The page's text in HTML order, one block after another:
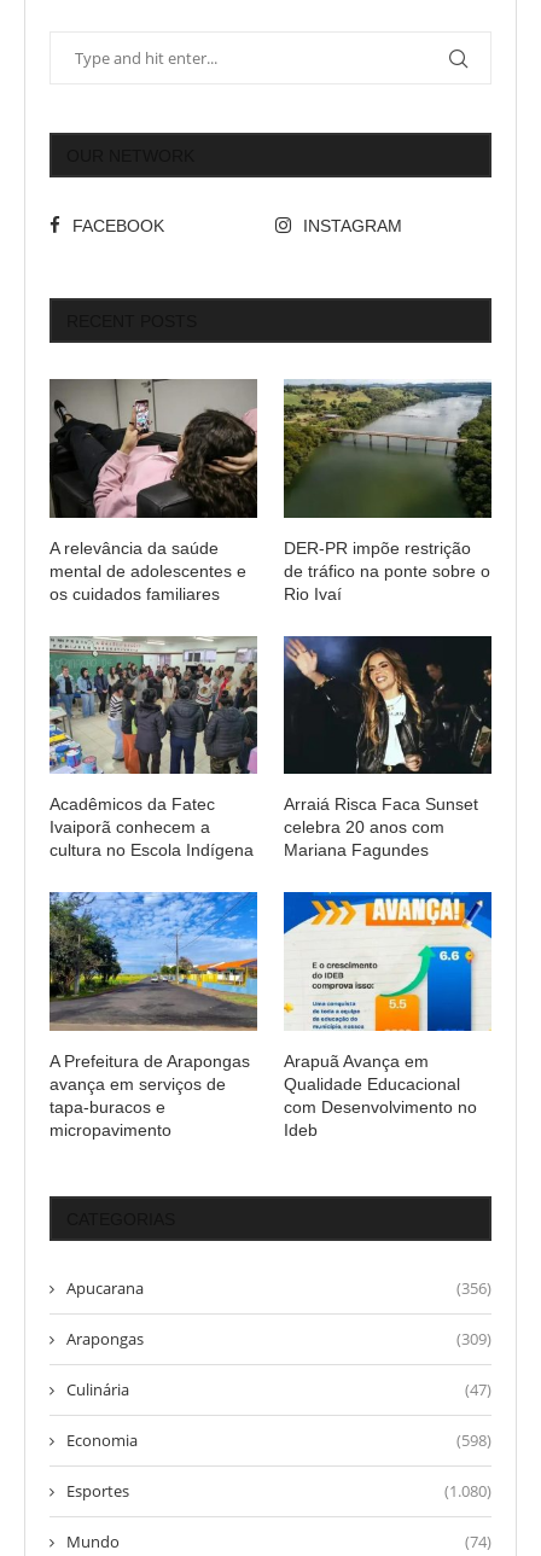
FACEBOOK INSTAGRAM
A relevância da saúde
mental de adolescentes e
os cuidados familiares
DER-PR impõe restrição
de tráfico na ponte sobre o
Rio Ivaí
Acadêmicos da Fatec
Ivaiporã conhecem a
cultura no Escola Indígena
Arraiá Risca Faca Sunset
celebra 20 anos com
Mariana Fagundes
A Prefeitura de Arapongas
avança em serviços de
tapa-buracos e
micropavimento
Arapuã Avança em
Qualidade Educacional
com Desenvolvimento no
Ideb
Apucarana (356)
Arapongas (309)
Culinária (47)
Economia (598)
Esportes (1.080)
Mundo (74)